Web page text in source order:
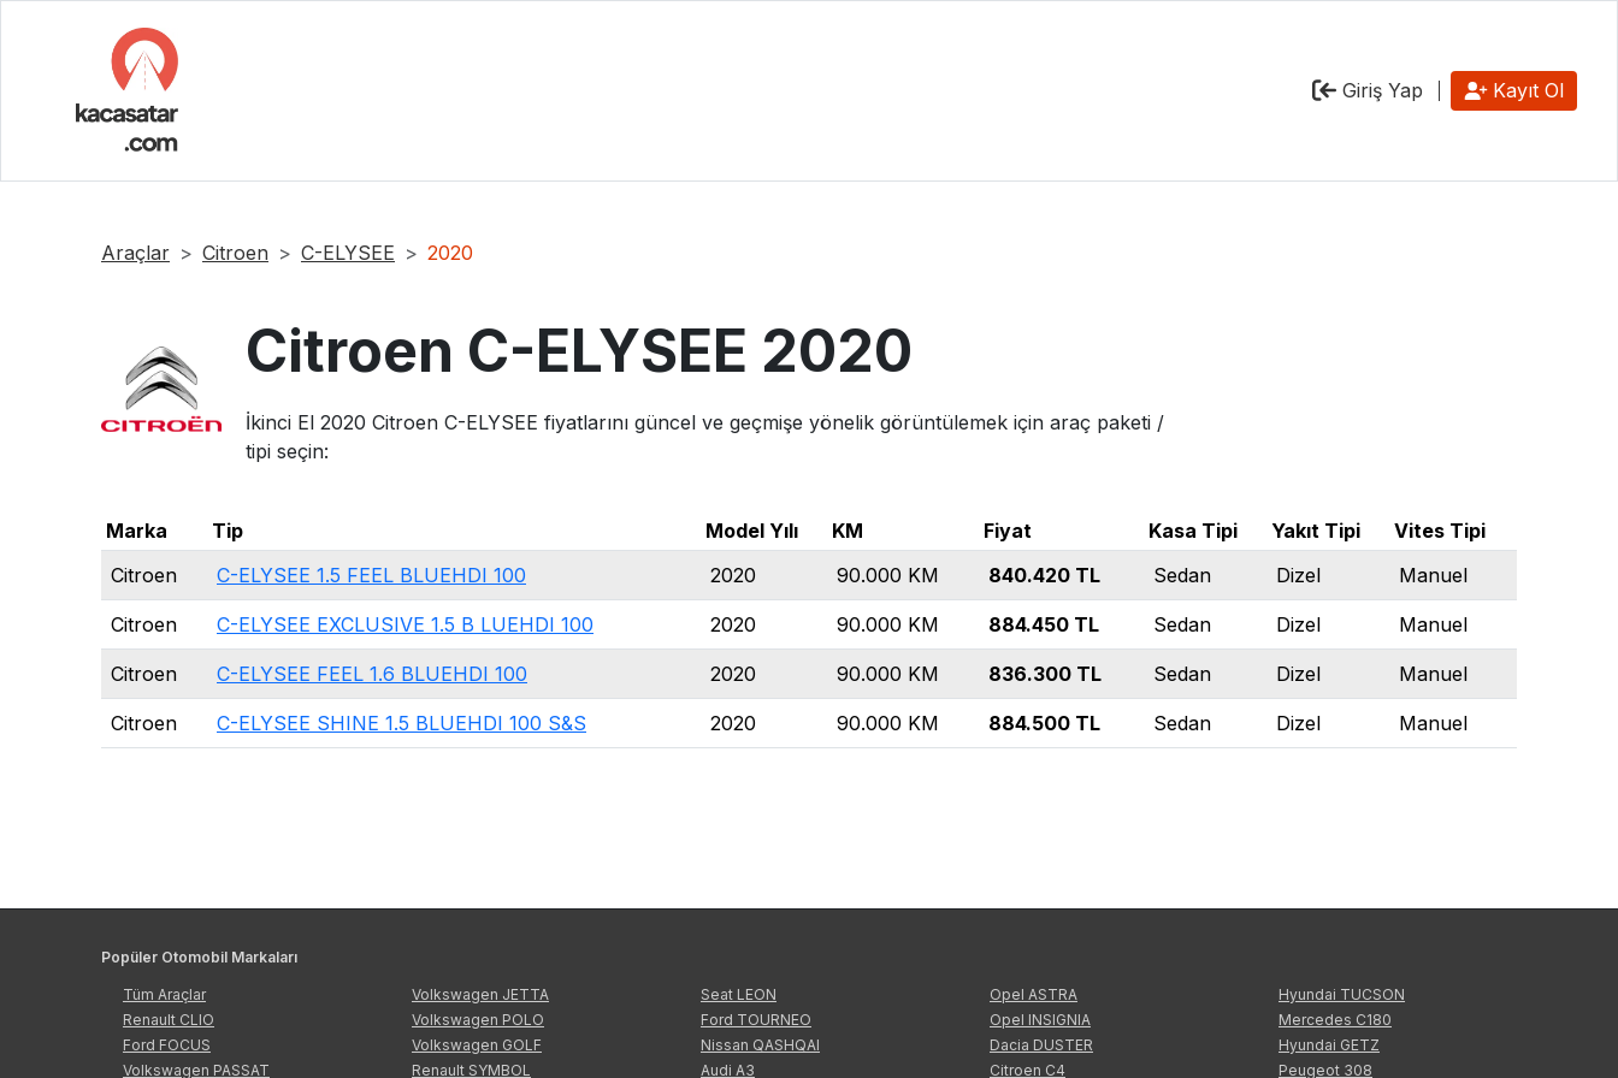
Giriş Yap Kayıt Ol
Araçlar Citroen C-ELYSEE 2020
Citroen C-ELYSEE 2020
İkinci El 2020 Citroen C-ELYSEE fiyatlarını güncel ve geçmişe yönelik görüntülemek için araç paketi /
tipi seçin:
Marka Tip Model Yılı KM Fiyat Kasa Tipi Yakıt Tipi
Vites Tipi
Citroen
C-ELYSEE 1.5 FEEL BLUEHDI 100 2020 90.000 KM 840.420 TL Sedan Dizel Manuel
Citroen C-ELYSEE EXCLUSIVE 1.5 B LUEHDI 100 2020 90.000 KM 884.450 TL Sedan Dizel Manuel
Citroen C-ELYSEE FEEL 1.6 BLUEHDI 100 2020 90.000 KM 836.300 TL Sedan Dizel Manuel
Citroen C-ELYSEE SHINE 1.5 BLUEHDI 100 S&S 2020 90.000 KM 884.500 TL Sedan Dizel Manuel
Popüler Otomobil Markaları
Tüm Araçlar
Renault CLIO
Ford FOCUS
Volkswagen PASSAT
Volkswagen JETTA
Volkswagen POLO
Volkswagen GOLF
Renault SYMBOL
Seat LEON
Ford TOURNEO
Nissan QASHQAI
Audi A3
Opel ASTRA
Opel INSIGNIA
Dacia DUSTER
Citroen C4
Hyundai TUCSON
Mercedes C180
Hyundai GETZ
Peugeot 308